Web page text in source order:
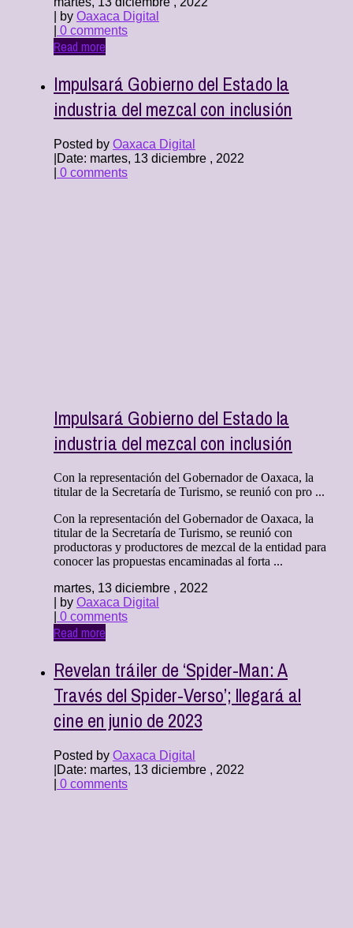
| by Oaxaca Digital
0 comments
Read more
Impulsará Gobierno del Estado la
industria del mezcal con inclusión
Posted by Oaxaca Digital
Date: martes, 13 diciembre , 2022
0 comments
Impulsará Gobierno del Estado la
industria del mezcal con inclusión
Con la representación del Gobernador de Oaxaca, la
titular de la Secretaría de Turismo, se reunió con pro ...
Con la representación del Gobernador de Oaxaca, la
titular de la Secretaría de Turismo, se reunió con
productoras y productores de mezcal de la entidad para
conocer las propuestas encaminadas al forta ...
martes, 13 diciembre , 2022
| by Oaxaca Digital
0 comments
Read more
Revelan tráiler de ‘Spider-Man: A
Través del Spider-Verso’; llegará al
cine en junio de 2023
Posted by Oaxaca Digital
Date: martes, 13 diciembre , 2022
0 comments